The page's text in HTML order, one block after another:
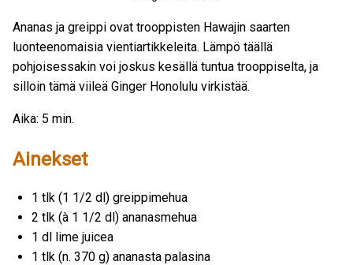
Ananas ja greippi ovat trooppisten Hawajin saarten
luonteenomaisia vientiartikkeleita. Lämpö täällä
pohjoisessakin voi joskus kesällä tuntua trooppiselta, ja
silloin tämä viileä Ginger Honolulu virkistää.
Aika: 5 min.
Ainekset
1 tlk (1 1/2 dl) greippimehua
2 tlk (à 1 1/2 dl) ananasmehua
1 dl lime juicea
1 tlk (n. 370 g) ananasta palasina